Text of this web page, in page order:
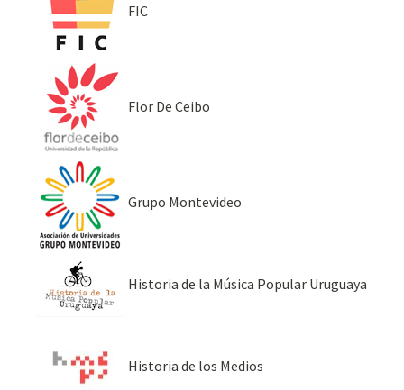
FIC
Flor De Ceibo
Grupo Montevideo
Historia de la Música Popular Uruguaya
Historia de los Medios